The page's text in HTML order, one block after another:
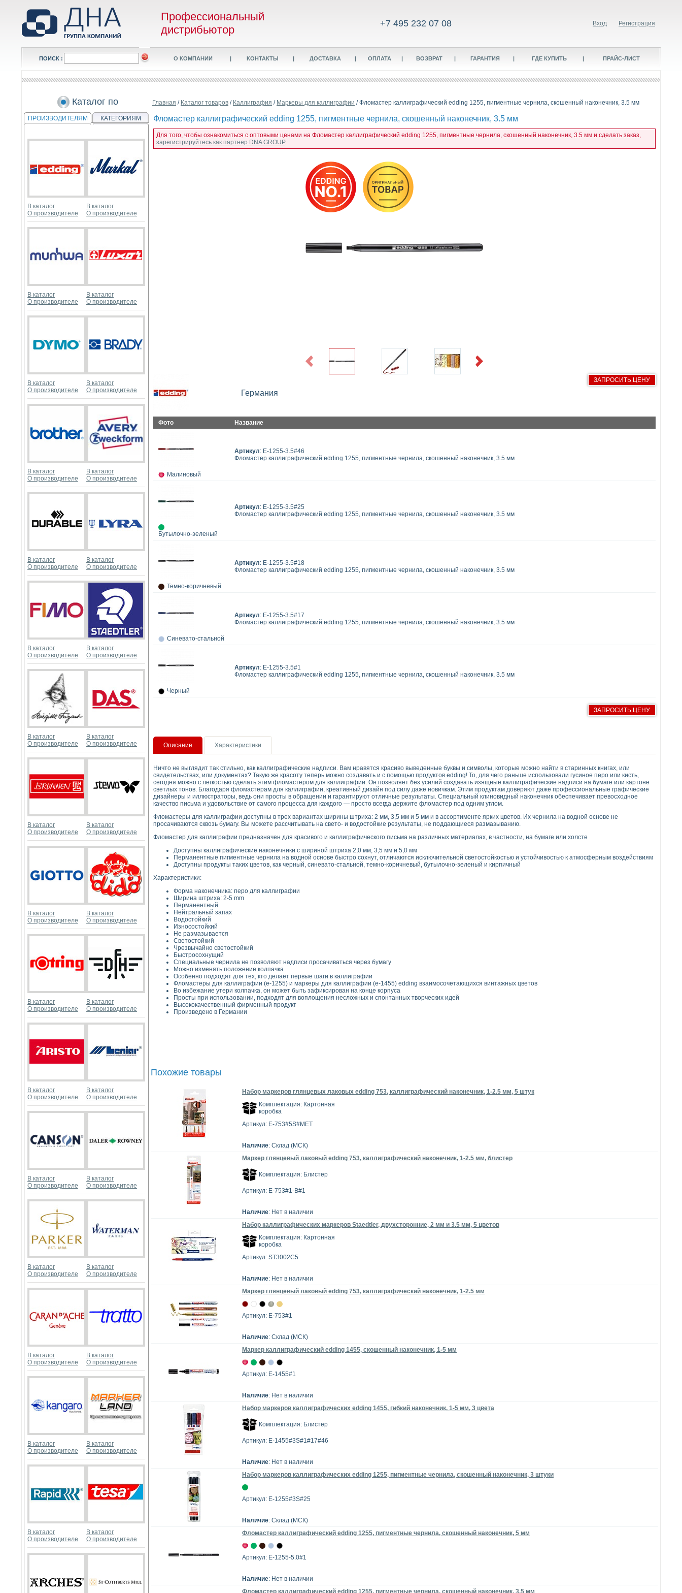
Профессиональный
дистрибьютор
+7 495 232 07 08 Вход Регистрация
ПОИСК : О КОМПАНИИ | КОНТАКТЫ | ДОСТАВКА | ОПЛАТА | ВОЗВРАТ | ГАРАНТИЯ | ГДЕ КУПИТЬ | ПРАЙС-ЛИСТ
Каталог по
ПРОИЗВОДИТЕЛЯМ КАТЕГОРИЯМ
В каталог
О производителе
В каталог
О производителе
В каталог
О производителе
В каталог
О производителе
В каталог
О производителе
В каталог
О производителе
В каталог
О производителе
В каталог
О производителе
В каталог
О производителе
В каталог
О производителе
В каталог
О производителе
В каталог
О производителе
В каталог
О производителе
В каталог
О производителе
В каталог
О производителе
В каталог
О производителе
В каталог
О производителе
В каталог
О производителе
В каталог
О производителе
В каталог
О производителе
В каталог
О производителе
В каталог
О производителе
В каталог
О производителе
В каталог
О производителе
В каталог
О производителе
В каталог
О производителе
В каталог
О производителе
В каталог
О производителе
В каталог
О производителе
В каталог
О производителе
В каталог
О производителе
В каталог
О производителе
Главная / Каталог товаров / Каллиграфия / Маркеры для каллиграфии / Фломастер каллиграфический edding 1255, пигментные чернила, скошенный наконечник, 3.5 мм
Фломастер каллиграфический edding 1255, пигментные чернила, скошенный наконечник, 3.5 мм
Для того, чтобы ознакомиться с оптовыми ценами на Фломастер каллиграфический edding 1255, пигментные чернила, скошенный наконечник, 3.5 мм и сделать заказ,
зарегистрируйтесь как партнер DNA GROUP.
Previous Next
Германия
ЗАПРОСИТЬ ЦЕНУ
Фото Название
Малиновый
Артикул: E-1255-3.5#46
Фломастер каллиграфический edding 1255, пигментные чернила, скошенный наконечник, 3.5 мм
Бутылочно-зеленый
Артикул: E-1255-3.5#25
Фломастер каллиграфический edding 1255, пигментные чернила, скошенный наконечник, 3.5 мм
Темно-коричневый
Артикул: E-1255-3.5#18
Фломастер каллиграфический edding 1255, пигментные чернила, скошенный наконечник, 3.5 мм
Синевато-стальной
Артикул: E-1255-3.5#17
Фломастер каллиграфический edding 1255, пигментные чернила, скошенный наконечник, 3.5 мм
Черный
Артикул: E-1255-3.5#1
Фломастер каллиграфический edding 1255, пигментные чернила, скошенный наконечник, 3.5 мм
ЗАПРОСИТЬ ЦЕНУ
Описание Характеристики
Ничто не выглядит так стильно, как каллиграфические надписи. Вам нравятся красиво выведенные буквы и символы, которые можно найти в старинных книгах, или
свидетельствах, или документах? Такую же красоту теперь можно создавать и с помощью продуктов edding! То, для чего раньше использовали гусиное перо или кисть,
сегодня можно с легкостью сделать этим фломастером для каллиграфии. Он позволяет без усилий создавать изящные каллиграфические надписи на бумаге или картоне
светлых тонов. Благодаря фломастерам для каллиграфии, креативный дизайн под силу даже новичкам. Этим продуктам доверяют даже профессиональные графические
дизайнеры и иллюстраторы, ведь они просты в обращении и гарантируют отличные результаты. Специальный клиновидный наконечник обеспечивает превосходное
качество письма и удовольствие от самого процесса для каждого — просто всегда держите фломастер под одним углом.
Фломастеры для каллиграфии доступны в трех вариантах ширины штриха: 2 мм, 3,5 мм и 5 мм и в ассортименте ярких цветов. Их чернила на водной основе не
просачиваются сквозь бумагу. Вы можете рассчитывать на свето- и водостойкие результаты, не поддающиеся размазыванию.
Фломастер для каллиграфии предназначен для красивого и каллиграфического письма на различных материалах, в частности, на бумаге или холсте
Доступны каллиграфические наконечники с шириной штриха 2,0 мм, 3,5 мм и 5,0 мм
Перманентные пигментные чернила на водной основе быстро сохнут, отличаются исключительной светостойкостью и устойчивостью к атмосферным воздействиям
Доступны продукты таких цветов, как черный, синевато-стальной, темно-коричневый, бутылочно-зеленый и кирпичный
Характеристики:
Форма наконечника: перо для каллиграфии
Ширина штриха: 2-5 mm
Перманентный
Нейтральный запах
Водостойкий
Износостойкий
Не размазывается
Светостойкий
Чрезвычайно светостойкий
Быстросохнущий
Специальные чернила не позволяют надписи просачиваться через бумагу
Можно изменять положение колпачка
Особенно подходят для тех, кто делает первые шаги в каллиграфии
Фломастеры для каллиграфии (e-1255) и маркеры для каллиграфии (e-1455) edding взаимосочетающихся винтажных цветов
Во избежание утери колпачка, он может быть зафиксирован на конце корпуса
Просты при использовании, подходят для воплощения несложных и спонтанных творческих идей
Высококачественный фирменный продукт
Произведено в Германии
Похожие товары
Набор маркеров глянцевых лаковых edding 753, каллиграфический наконечник, 1-2.5 мм, 5 штук
Комплектация: Картонная
коробка
Артикул: E-753#5S#MET
Наличие: Склад (МСК)
Маркер глянцевый лаковый edding 753, каллиграфический наконечник, 1-2.5 мм, блистер
Комплектация: Блистер
Артикул: E-753#1-B#1
Наличие: Нет в наличии
Набор каллиграфических маркеров Staedtler, двухсторонние, 2 мм и 3.5 мм, 5 цветов
Комплектация: Картонная
коробка
Артикул: ST3002C5
Наличие: Нет в наличии
Маркер глянцевый лаковый edding 753, каллиграфический наконечник, 1-2.5 мм
Артикул: E-753#1
Наличие: Склад (МСК)
Маркер каллиграфический edding 1455, скошенный наконечник, 1-5 мм
Артикул: E-1455#1
Наличие: Нет в наличии
Набор маркеров каллиграфических edding 1455, гибкий наконечник, 1-5 мм, 3 цвета
Комплектация: Блистер
Артикул: E-1455#3S#1#17#46
Наличие: Нет в наличии
Набор маркеров каллиграфических edding 1255, пигментные чернила, скошенный наконечник, 3 штуки
Артикул: E-1255#3S#25
Наличие: Склад (МСК)
Фломастер каллиграфический edding 1255, пигментные чернила, скошенный наконечник, 5 мм
Артикул: E-1255-5.0#1
Наличие: Нет в наличии